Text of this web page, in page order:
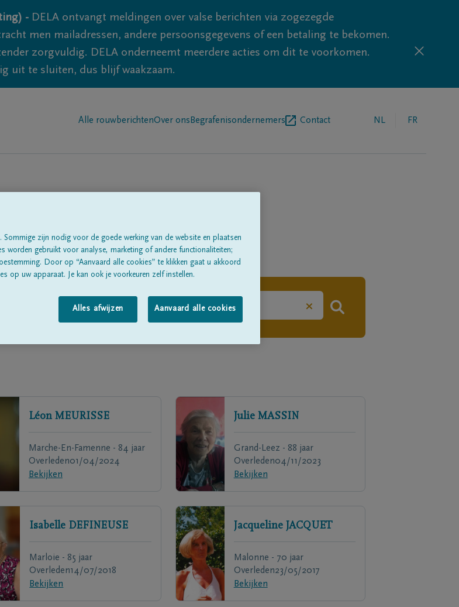
- DELA ontvangt meldingen over valse berichten via zogezegde
men mailadressen, andere persoonsgegevens of een betaling te bekomen.
zorgvuldig. DELA onderneemt meerdere acties om dit te voorkomen.
uit te sluiten, dus blijf waakzaam.
Alle rouwberichtenOver ons Begrafenisondernemers Contact NL FR
×
Léon MEURISSE
Marche-En-Famenne - 84 jaar
Overleden01/04/2024
Bekijken
Julie MASSIN
Grand-Leez - 88 jaar
Overleden04/11/2023
Bekijken
Isabelle DEFINEUSE
Marloie - 85 jaar
Overleden14/07/2018
Bekijken
Jacqueline JACQUET
Malonne - 70 jaar
Overleden23/05/2017
Bekijken
Sommige zijn nodig voor de goede werking van de website en plaatsen
worden gebruikt voor analyse, marketing of andere functionaliteiten;
Door op “Aanvaard alle cookies” te klikken gaat u akkoord
op uw apparaat. Je kan ook je voorkeuren zelf instellen.
Alles afwijzen Aanvaard alle cookies